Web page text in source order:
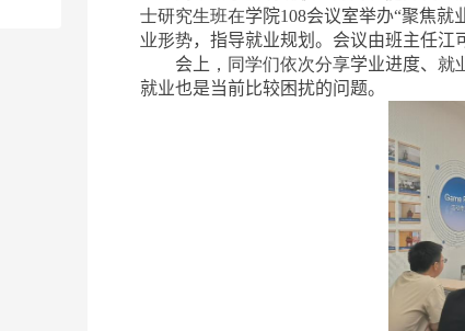
士研究生班在学院108会议室举办“聚焦就
业形势， 指导就业规划。会议由班主任江
会上 ，同学们依次分享学业进度、 就
就业也是当前比较困扰的问题。